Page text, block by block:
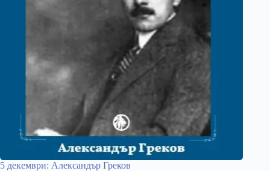
5 декември: Александър Греков